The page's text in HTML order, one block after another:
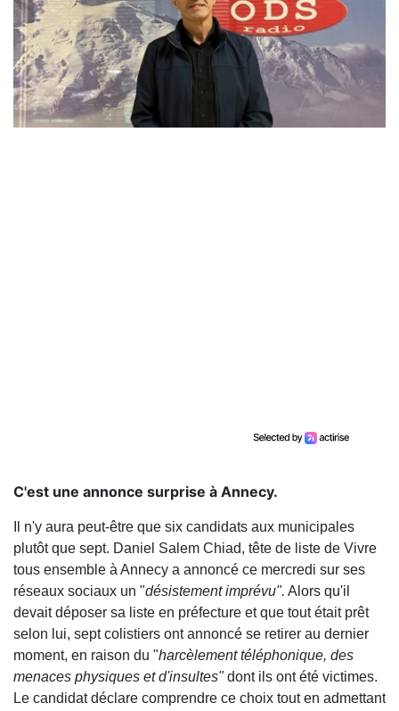
C'est une annonce surprise à Annecy.
Il n'y aura peut-être que six candidats aux municipales
plutôt que sept. Daniel Salem Chiad, tête de liste de Vivre
tous ensemble à Annecy a annoncé ce mercredi sur ses
réseaux sociaux un "désistement imprévu". Alors qu'il
devait déposer sa liste en préfecture et que tout était prêt
selon lui, sept colistiers ont annoncé se retirer au dernier
moment, en raison du "harcèlement téléphonique, des
menaces physiques et d'insultes"dont ils ont été victimes.
Le candidat déclare comprendre ce choix tout en admettant